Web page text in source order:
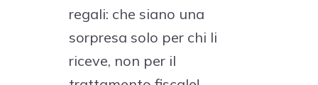
regali: che siano una
sorpresa solo per chi li
riceve, non per il